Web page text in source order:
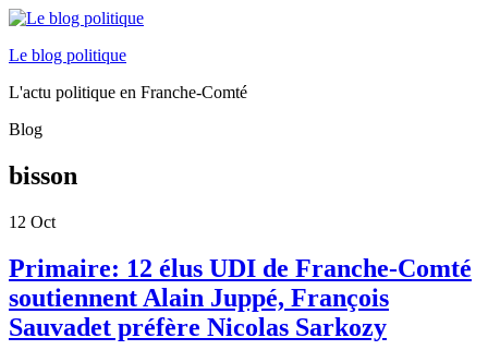
Le blog politique
L'actu politique en Franche-Comté
Blog
bisson
12 Oct
Primaire: 12 élus UDI de Franche-Comté
soutiennent Alain Juppé, François
Sauvadet préfère Nicolas Sarkozy